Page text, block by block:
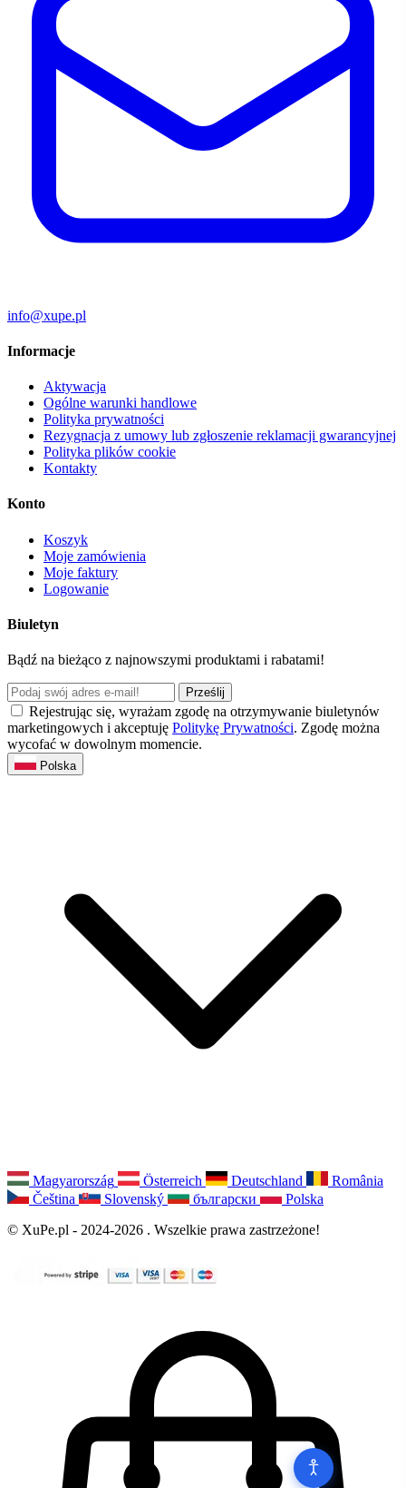
info@xupe.pl
Informacje
Aktywacja
Ogólne warunki handlowe
Polityka prywatności
Rezygnacja z umowy lub zgłoszenie reklamacji gwarancyjnej
Polityka plików cookie
Kontakty
Konto
Koszyk
Moje zamówienia
Moje faktury
Logowanie
Biuletyn
Bądź na bieżąco z najnowszymi produktami i rabatami!
Prześlij
Rejestrując się, wyrażam zgodę na otrzymywanie biuletynów
marketingowych i akceptuję Politykę Prywatności. Zgodę można
wycofać w dowolnym momencie.
Polska
Magyarország Österreich Deutschland
România
Čeština
Slovenský български
Polska
© XuPe.pl - 2024-2026 . Wszelkie prawa zastrzeżone!